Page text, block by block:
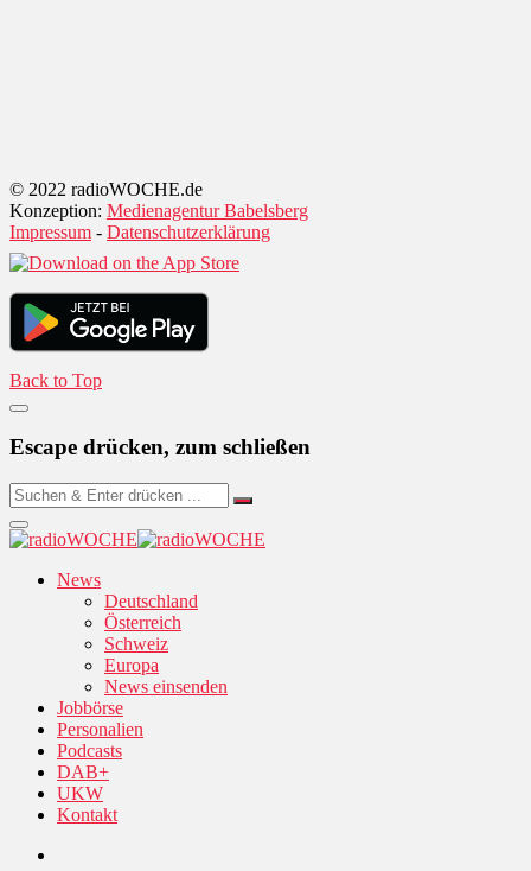
© 2022 radioWOCHE.de
Konzeption: Medienagentur Babelsberg
Impressum - Datenschutzerklärung
Back to Top
Escape drücken, zum schließen
News
Deutschland
Österreich
Schweiz
Europa
News einsenden
Jobbörse
Personalien
Podcasts
DAB+
UKW
Kontakt